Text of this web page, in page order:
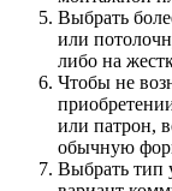
Выбрать
или
либо на
Чтобы не
или патрон,
обычную
Выбрать тип